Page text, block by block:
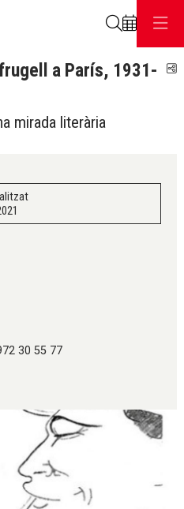
a París, 1931-
mirada literària
30 55 77